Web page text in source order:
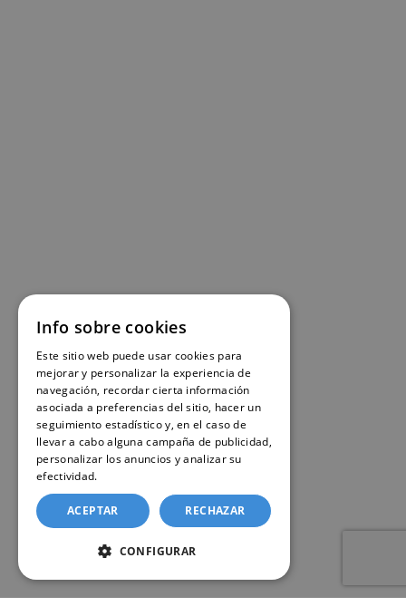
Info sobre cookies
Este sitio web puede usar cookies para
mejorar y personalizar la experiencia de
navegación, recordar cierta información
asociada a preferencias del sitio, hacer un
seguimiento estadístico y, en el caso de
llevar a cabo alguna campaña de publicidad,
personalizar los anuncios y analizar su
efectividad.
ACEPTAR RECHAZAR
CONFIGURAR